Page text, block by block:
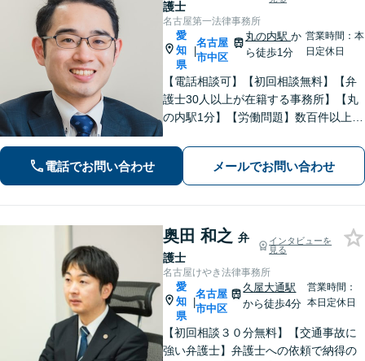
護士
名古屋第一法律事務所
愛
知
県
|
名古屋
市中区
丸の内駅か
ら徒歩1分
営業時間：本
日定休日
【電話相談可】【初回相談無料】【弁
護士30人以上が在籍する事務所】【丸
の内駅1分】【労働問題】数百件以上の
害など。企業法務、相続、交通事故､不
動産、離婚問題、などもお任せくださ
い
電話でお問い合わせ メールでお問い合わせ
奥田 和之 弁
護士
インタビューを
見る
名古屋けやき法律事務所
愛
知
県
|
名古屋
市中区
久屋大通駅
から徒歩4分
営業時間：
本日定休日
【初回相談３０分無料】【交通事故に
強い弁護士】弁護士への依頼で納得の